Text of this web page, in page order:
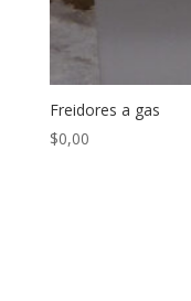
Freidores a gas
$0,00